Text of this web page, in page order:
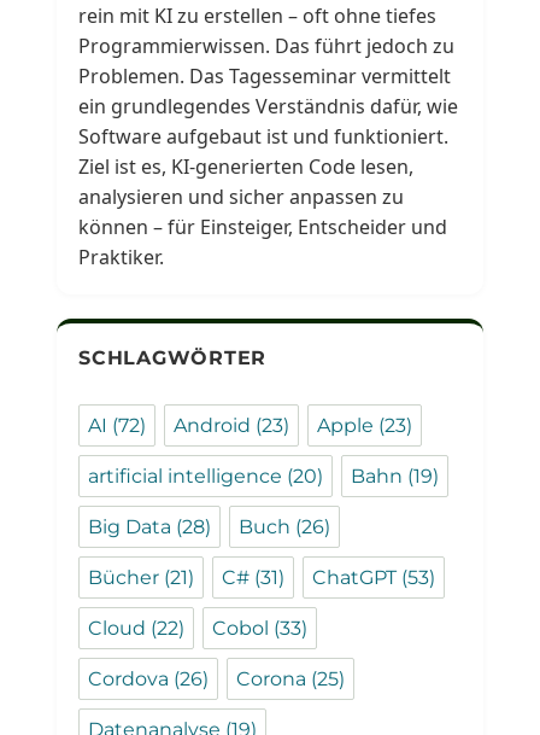
rein mit KI zu erstellen – oft ohne tiefes
Programmierwissen. Das führt jedoch zu
Problemen. Das Tagesseminar vermittelt
ein grundlegendes Verständnis dafür, wie
Software aufgebaut ist und funktioniert.
Ziel ist es, KI-generierten Code lesen,
analysieren und sicher anpassen zu
können – für Einsteiger, Entscheider und
Praktiker.
SCHLAGWÖRTER
AI (72) Android (23) Apple (23)
artificial intelligence (20) Bahn (19)
Big Data (28) Buch (26)
Bücher (21) C# (31) ChatGPT(53)
Cloud (22) Cobol (33)
Cordova (26) Corona (25)
Datenanalyse (19)